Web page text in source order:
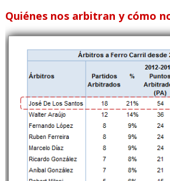
Quiénes nos arbitran y cómo